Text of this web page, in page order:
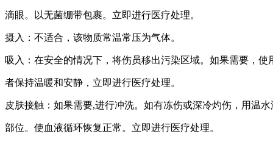
滴眼。以无菌绷带包裹。立即进行医疗处理。
摄入：不适合，该物质常温常压为气体。
吸入：在安全的情况下，将伤员移出污染区域。如果需要，
者保持温暖和安静，立即进行医疗处理。
皮肤接触：如果需要,进行冲洗。如有冻伤或深冷灼伤，用温
部位。使血液循环恢复正常。立即进行医疗处理。